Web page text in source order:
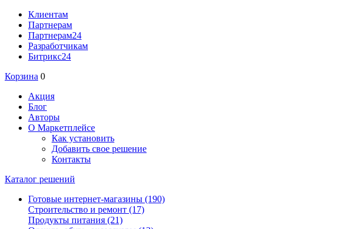
Клиентам
Партнерам
Партнерам24
Разработчикам
Битрикс24
Корзина 0
Акция
Блог
Авторы
О Маркетплейсе
Как установить
Добавить свое решение
Контакты
Каталог решений
Готовые интернет-магазины (190)
Строительство и ремонт (17)
Продукты питания (21)